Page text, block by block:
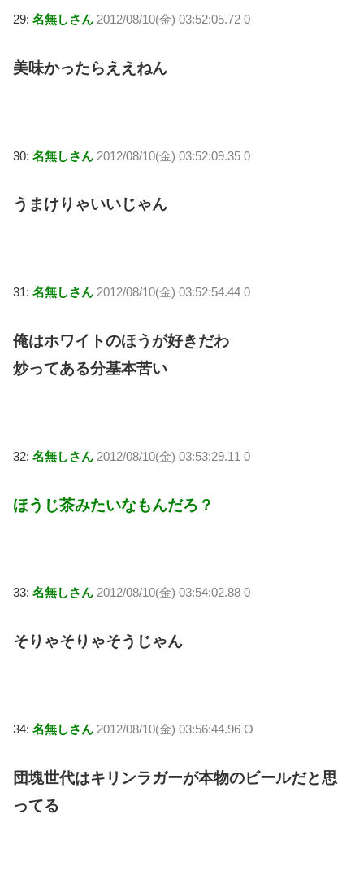
29: 名無しさん 2012/08/10(金) 03:52:05.72 0
美味かったらええねん
30: 名無しさん 2012/08/10(金) 03:52:09.35 0
うまけりゃいいじゃん
31: 名無しさん 2012/08/10(金) 03:52:54.44 0
俺はホワイトのほうが好きだわ
炒ってある分基本苦い
32: 名無しさん 2012/08/10(金) 03:53:29.11 0
ほうじ茶みたいなもんだろ？
33: 名無しさん 2012/08/10(金) 03:54:02.88 0
そりゃそりゃそうじゃん
34: 名無しさん 2012/08/10(金) 03:56:44.96 O
団塊世代はキリンラガーが本物のビールだと思
ってる